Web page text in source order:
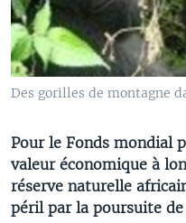
Des gorilles de montagne
Pour le Fonds mondial
valeur économique à
réserve naturelle
péril par la poursuite